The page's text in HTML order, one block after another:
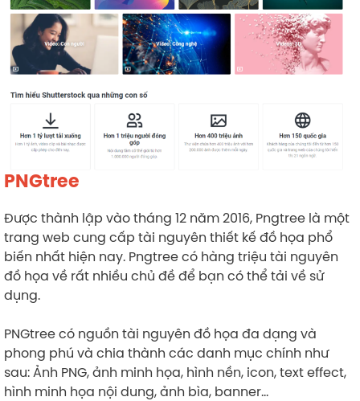
PNGtree
Được thành lập vào tháng 12 năm 2016, Pngtree là một
trang web cung cấp tài nguyên thiết kế đồ họa phổ
biến nhất hiện nay. Pngtree có hàng triệu tài nguyên
đồ họa về rất nhiều chủ đề để bạn có thể tải về sử
dụng.
PNGtree có nguồn tài nguyên đồ họa đa dạng và
phong phú và chia thành các danh mục chính như
sau: Ảnh PNG, ảnh minh họa, hình nền, icon, text effect,
hình minh họa nội dung, ảnh bìa, banner…